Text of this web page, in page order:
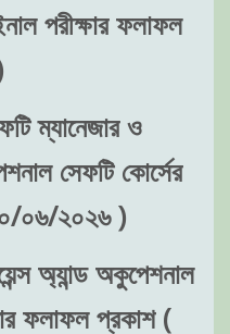
পরীক্ষার ফলাফল
ম্যানেজার ও
সেফটি কোর্সের
০৬/২০২৬ )
অ্যান্ড অকুপেশনাল
ফলাফল প্রকাশ (